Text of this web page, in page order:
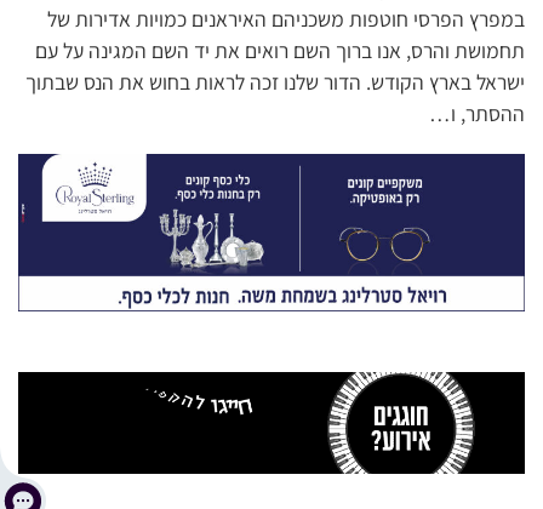
במפרץ הפרסי חוטפות משכניהם האיראנים כמויות אדירות של
תחמושת והרס, אנו ברוך השם רואים את יד השם המגינה על עם
ישראל בארץ הקודש. הדור שלנו זכה לראות בחוש את הנס שבתוך
ההסתר, ו…